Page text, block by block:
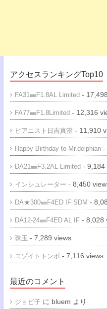
アクセスランキングTop10
FA31㎜F1.8AL Limited-
FA77㎜F1.8Limited- 12,316
ピアニスト日吉真澄 - 11,910
Happy Birthday to Mr.delphian-
DA21㎜F3.2AL Limited- 9,184
インシュレーター - 8,450
DA★300㎜F4ED IF SDM -
DA12-24㎜F4ED AL IF- 8,028
珠玉 - 7,289 views
エゾイトトンボ - 7,116 views
最近のコメント
ジョビ子 に bluem より